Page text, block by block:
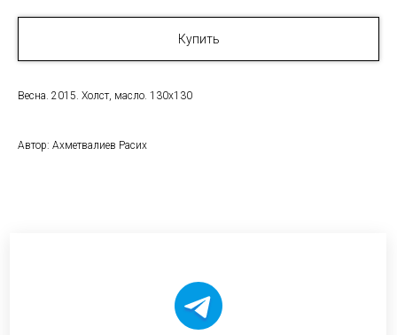
Купить
Весна. 2015. Холст, масло. 130x130
Автор: Ахметвалиев Расих